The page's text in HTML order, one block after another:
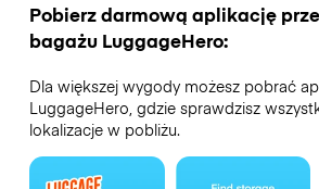
Pobierz darmową aplikację
bagażu LuggageHero:
Dla większej wygody możesz pobrać
LuggageHero, gdzie sprawdzisz
lokalizacje w pobliżu.